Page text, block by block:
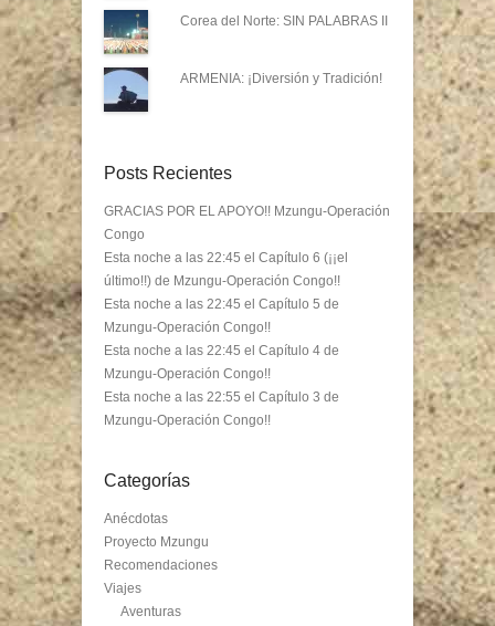
Corea del Norte: SIN PALABRAS II
ARMENIA: ¡Diversión y Tradición!
Posts Recientes
GRACIAS POR EL APOYO!! Mzungu-Operación
Congo
Esta noche a las 22:45 el Capítulo 6 (¡¡el
último!!) de Mzungu-Operación Congo!!
Esta noche a las 22:45 el Capítulo 5 de
Mzungu-Operación Congo!!
Esta noche a las 22:45 el Capítulo 4 de
Mzungu-Operación Congo!!
Esta noche a las 22:55 el Capítulo 3 de
Mzungu-Operación Congo!!
Categorías
Anécdotas
Proyecto Mzungu
Recomendaciones
Viajes
Aventuras